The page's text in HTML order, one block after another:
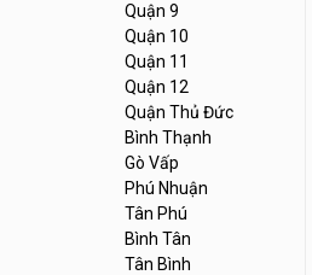
Quận 9
Quận 10
Quận 11
Quận 12
Quận Thủ Đức
Bình Thạnh
Gò Vấp
Phú Nhuận
Tân Phú
Bình Tân
Tân Bình